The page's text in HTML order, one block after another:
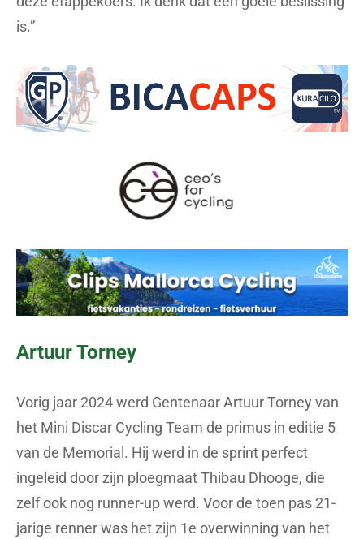
is.”
Artuur Torney
Vorig jaar 2024 werd Gentenaar Artuur Torney van
het Mini Discar Cycling Team de primus in editie 5
van de Memorial. Hij werd in de sprint perfect
ingeleid door zijn ploegmaat Thibau Dhooge, die
zelf ook nog runner-up werd. Voor de toen pas 21-
jarige renner was het zijn 1e overwinning van het